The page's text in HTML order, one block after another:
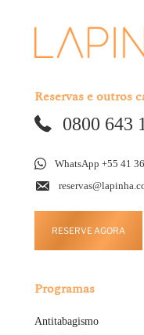
Reservas e outros
0800 643
WhatsApp +55 41
RESERVE AGORA
Programas
Antitabagismo